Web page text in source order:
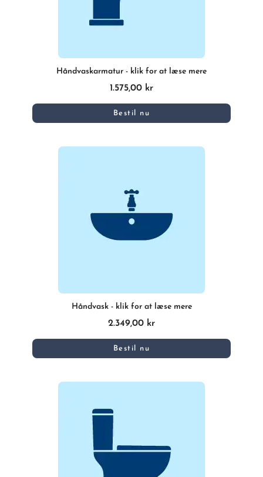
Håndvaskarmatur - klik for at læse mere
1.575,00 kr
Bestil nu
Håndvask - klik for at læse mere
2.349,00 kr
Bestil nu